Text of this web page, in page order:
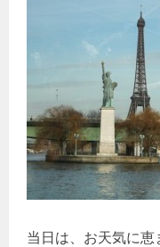
当日は、お天気に